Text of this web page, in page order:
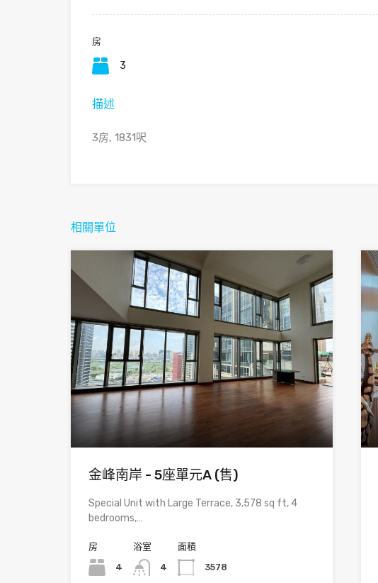
房
3
描述
3房, 1831呎
相關單位
金峰南岸 - 5座單元A (售)
Special Unit with Large Terrace, 3,578 sq ft, 4
bedrooms,…
房
4
浴室
4
面積
3578